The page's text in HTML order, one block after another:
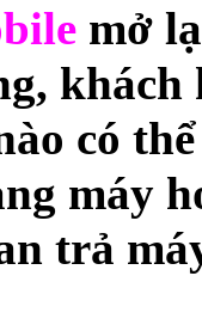
mở
có
máy
trả